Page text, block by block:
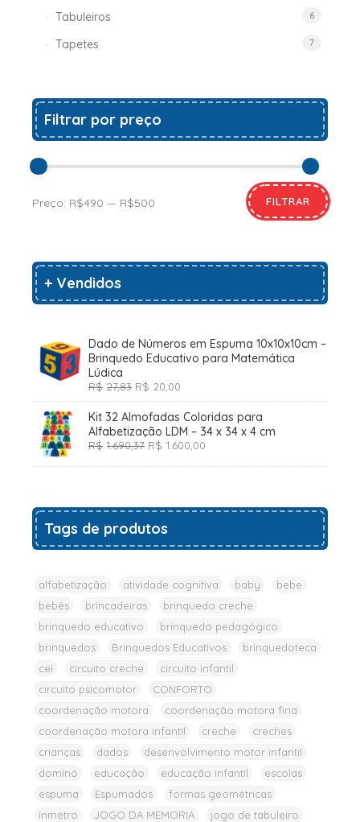
Tabuleiros 6
Tapetes 7
Filtrar por preço
FILTRAR
Preço: R$490 — R$500
+ Vendidos
Dado de Números em Espuma 10x10x10cm –
Brinquedo Educativo para Matemática
Lúdica
R$ 27,83 O
original
era:
R$27,83.
R$ 20,00
atual
é:
R$20,00.
Kit 32 Almofadas Coloridas para
Alfabetização LDM – 34 x 34 x 4 cm
R$ 1.690,37 O
R$ 1.600,00
Tags de produtos
alfabetização atividade cognitiva baby
bebe
bebês
brincadeiras
brinquedo creche
brinquedo educativo
brinquedo pedagógico
brinquedos
Brinquedos Educativos
brinquedoteca
cei
circuito creche
circuito infantil
circuito psicomotor
CONFORTO
coordenação motora
coordenação motora fina
coordenação motora infantil
creche
creches
crianças
dados
desenvolvimento motor infantil
dominó
educação educação infantil
escolas
espuma
Espumados
formas geométricas
inmetro
JOGO DA MEMORIA
jogo de tabuleiro